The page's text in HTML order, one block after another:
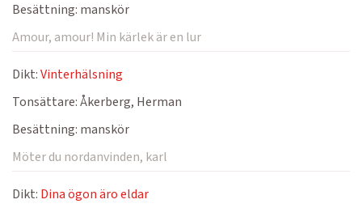
Besättning: manskör
Amour, amour! Min kärlek är en lur
Dikt:Vinterhälsning
Tonsättare:Åkerberg, Herman
Besättning: manskör
Möter du nordanvinden, karl
Dikt: Dina ögon äro eldar